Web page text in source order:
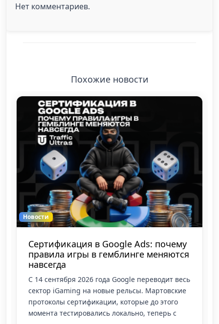
Нет комментариев.
Похожие новости
Новости
Сертификация в Google Ads: почему
правила игры в гемблинге меняются
навсегда
С 14 сентября 2026 года Google переводит весь
сектор iGaming на новые рельсы. Мартовские
протоколы сертификации, которые до этого
момента тестировались локально, теперь с